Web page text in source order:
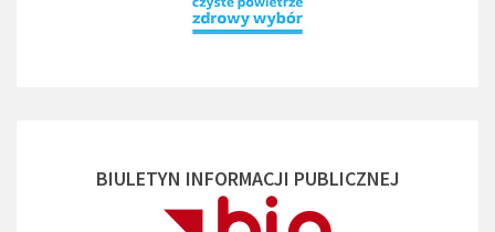
BIULETYN INFORMACJI PUBLICZNEJ